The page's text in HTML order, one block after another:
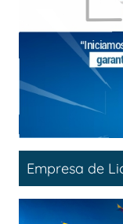
Empresa de